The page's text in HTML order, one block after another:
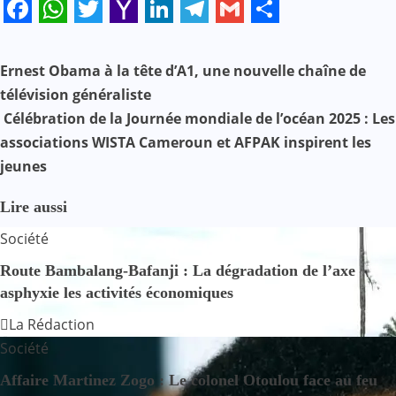
Mail
N
a
v
i
g
a
t
i
o
Ernest Obama à la tête d’A1, une nouvelle chaîne de
télévision généraliste
Célébration de la Journée mondiale de l’océan 2025 : Les
associations WISTA Cameroun et AFPAK inspirent les
jeunes
Lire aussi
Société
Route Bambalang-Bafanji : La dégradation de l’axe
asphyxie les activités économiques
La Rédaction
Société
Affaire Martinez Zogo : Le colonel Otoulou face au feu